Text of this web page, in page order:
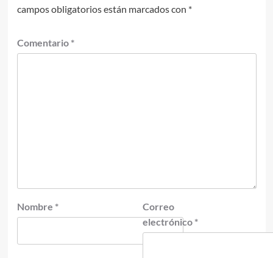
campos obligatorios están marcados con *
Comentario *
Nombre *
Correo
electrónico *